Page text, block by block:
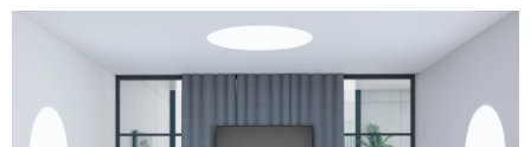
5
hvězdiček.